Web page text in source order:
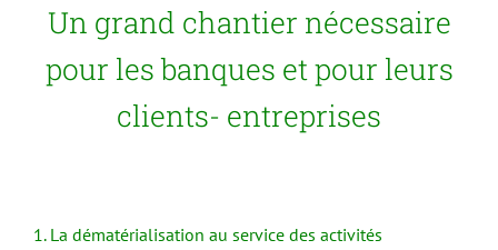
Un grand chantier nécessaire
pour les banques et pour leurs
clients- entreprises
1. La dématérialisation au service des activités